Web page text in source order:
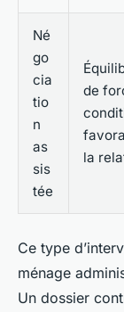
Né
go
cia
tio
n
as
sis
tée
de
la
Ce type
ménage
Un dossier